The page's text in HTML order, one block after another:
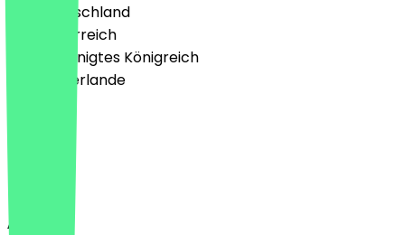
🇩🇪 Deutschland
🇦🇹 Österreich
🇬🇧 Vereinigtes Königreich
🇳🇱 Niederlande
Deutsch
English
About